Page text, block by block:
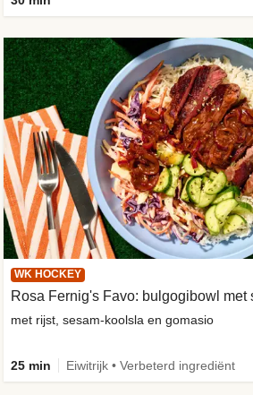
WK HOCKEY
Rosa Fernig's Favo: bulgogibowl met
met rijst, sesam-koolsla en gomasio
25 min Eiwitrijk • Verbeterd ingrediënt